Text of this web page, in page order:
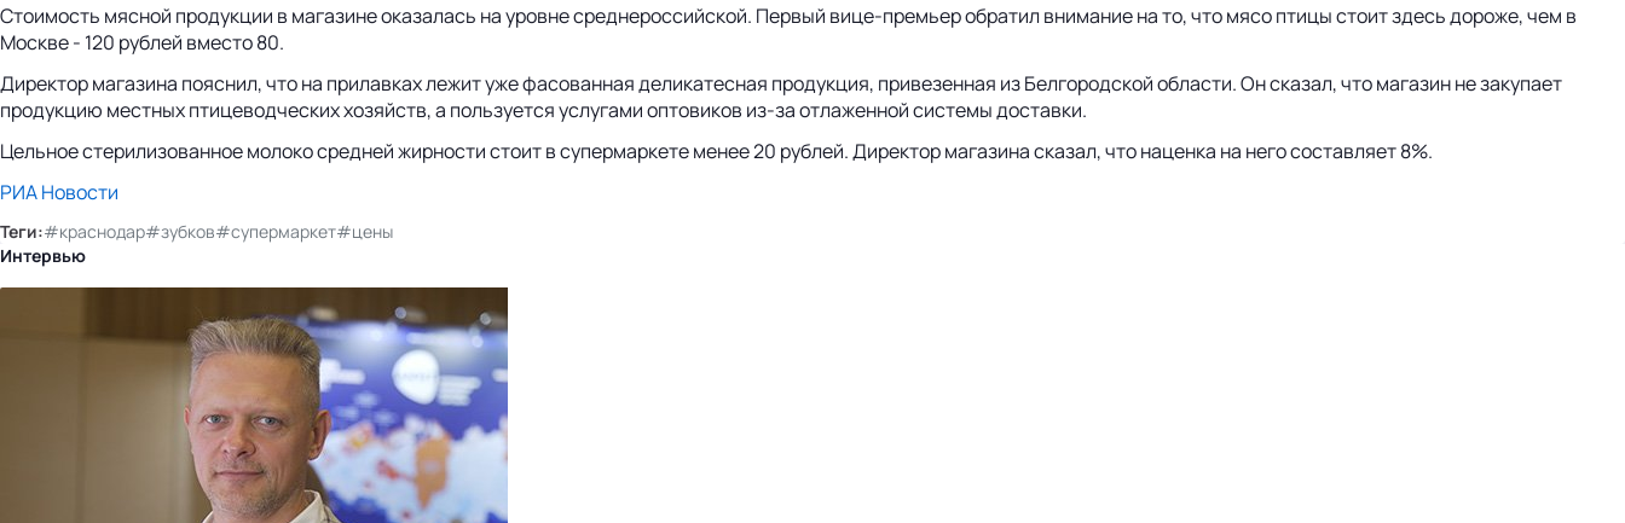
Стоимость мясной продукции в магазине оказалась на уровне среднероссийской. Первый вице-премьер обратил внимание на то, что мясо птицы стоит здесь дороже, чем в
Москве - 120 рублей вместо 80.
Директор магазина пояснил, что на прилавках лежит уже фасованная деликатесная продукция, привезенная из Белгородской области. Он сказал, что магазин не закупает
продукцию местных птицеводческих хозяйств, а пользуется услугами оптовиков из-за отлаженной системы доставки.
Цельное стерилизованное молоко средней жирности стоит в супермаркете менее 20 рублей. Директор магазина сказал, что наценка на него составляет 8%.
РИА Новости
Теги:#краснодар#зубков#супермаркет#цены
Интервью